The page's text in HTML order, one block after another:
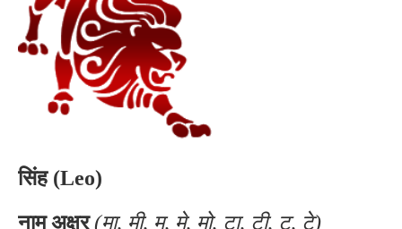
सिंह (Leo)
नाम अक्षर (मा, मी, मू, मे, मो, टा, टी, टू, टे)